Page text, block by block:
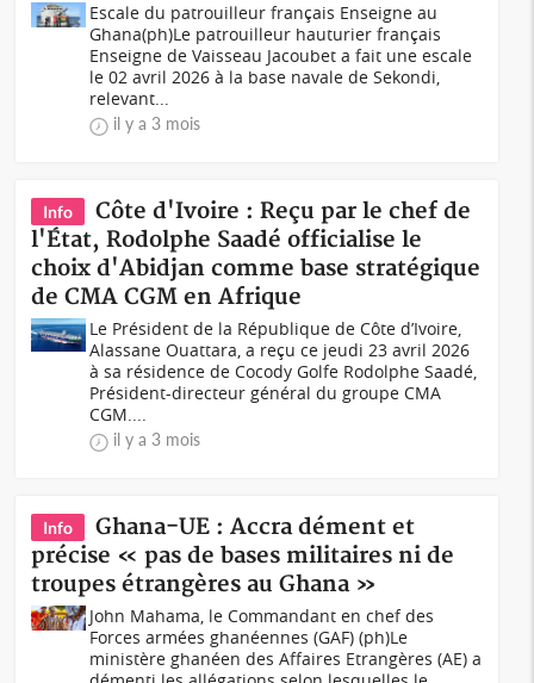
Escale du patrouilleur français Enseigne au
Ghana(ph)Le patrouilleur hauturier français
Enseigne de Vaisseau Jacoubet a fait une escale
le 02 avril 2026 à la base navale de Sekondi,
relevant...
il y a 3 mois
Info
Côte d'Ivoire : Reçu par le chef de
l'État, Rodolphe Saadé officialise le
choix d'Abidjan comme base stratégique
de CMA CGM en Afrique
Le Président de la République de Côte d’Ivoire,
Alassane Ouattara, a reçu ce jeudi 23 avril 2026
à sa résidence de Cocody Golfe Rodolphe Saadé,
Président-directeur général du groupe CMA
CGM....
il y a 3 mois
Info
Ghana-UE : Accra dément et
précise « pas de bases militaires ni de
troupes étrangères au Ghana »
John Mahama, le Commandant en chef des
Forces armées ghanéennes (GAF) (ph)Le
ministère ghanéen des Affaires Etrangères (AE) a